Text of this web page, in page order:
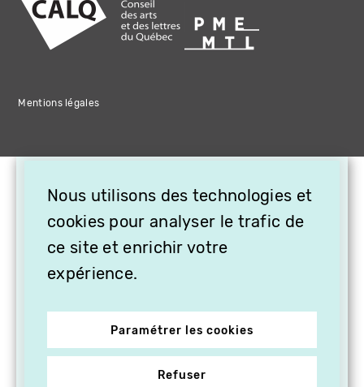
Mentions légales
Nous utilisons des technologies et
cookies pour analyser le trafic de
ce site et enrichir votre
expérience.
Paramétrer les cookies
Refuser
OFFREZ LA VIDÉO EN
CADEAU, ABONNEZ VOS
PROCHES À VITHÈQUE !